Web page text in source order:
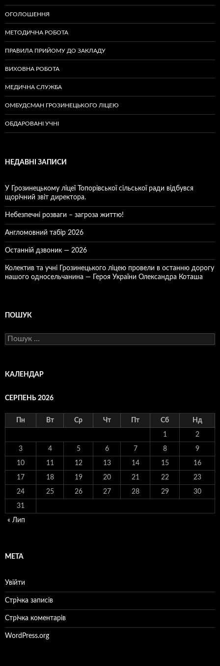
ОГОЛОШЕННЯ
МЕТОДИЧНА РОБОТА
ПРАВИЛА ПРИЙОМУ ДО ЗАКЛАДУ
ВИХОВНА РОБОТА
МЕДИЧНА СЛУЖБА
ОМБУДСМАН ГРОЗИНЕЦЬКОГО ЛІЦЕЮ
ОБДАРОВАНІ УЧНІ
НЕДАВНІ ЗАПИСИ
У Грозинецькому ліцеї Топорівської сільської ради відбувся
щорічний звіт директора.
Небезпечні розваги – загроза життю!
Англомовний табір 2026
Останній дзвоник — 2026
Колектив та учні Грозинецького ліцею провели в останню дорогу
нашого односельчанина — Героя України Олександра Коташа
ПОШУК
Пошук:
КАЛЕНДАР
СЕРПЕНЬ 2026
Пн Вт Ср Чт Пт Сб Нд
1 2
3 4 5 6 7 8 9
10 11 12 13 14 15 16
17 18 19 20 21 22 23
24 25 26 27 28 29 30
31
« Лип
МЕТА
Увійти
Стрічка записів
Стрічка коментарів
WordPress.org